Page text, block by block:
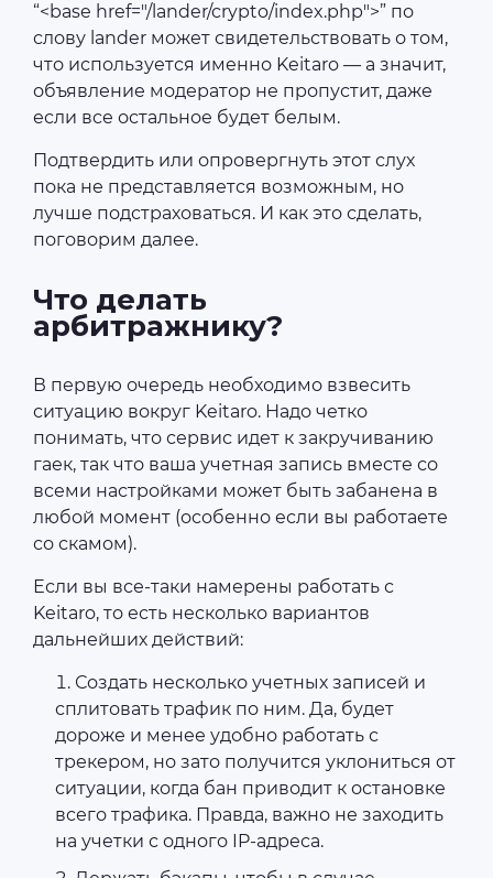
“<base href="/lander/crypto/index.php">” по
слову lander может свидетельствовать о том,
что используется именно Keitaro — а значит,
объявление модератор не пропустит, даже
если все остальное будет белым.
Подтвердить или опровергнуть этот слух
пока не представляется возможным, но
лучше подстраховаться. И как это сделать,
поговорим далее.
Что делать
арбитражнику?
В первую очередь необходимо взвесить
ситуацию вокруг Keitaro. Надо четко
понимать, что сервис идет к закручиванию
гаек, так что ваша учетная запись вместе со
всеми настройками может быть забанена в
любой момент (особенно если вы работаете
со скамом).
Если вы все-таки намерены работать с
Keitaro, то есть несколько вариантов
дальнейших действий:
Создать несколько учетных записей и
сплитовать трафик по ним. Да, будет
дороже и менее удобно работать с
трекером, но зато получится уклониться от
ситуации, когда бан приводит к остановке
всего трафика. Правда, важно не заходить
на учетки с одного IP-адреса.